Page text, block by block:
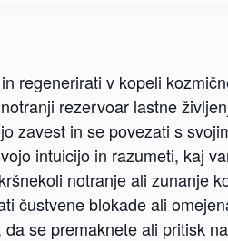
regenerirati v kopeli
rezervoar lastne
zavest in se povezati s
intuicijo in razumeti, kaj
notranje ali zunanje
čustvene blokade ali
da se premaknete ali pritisk